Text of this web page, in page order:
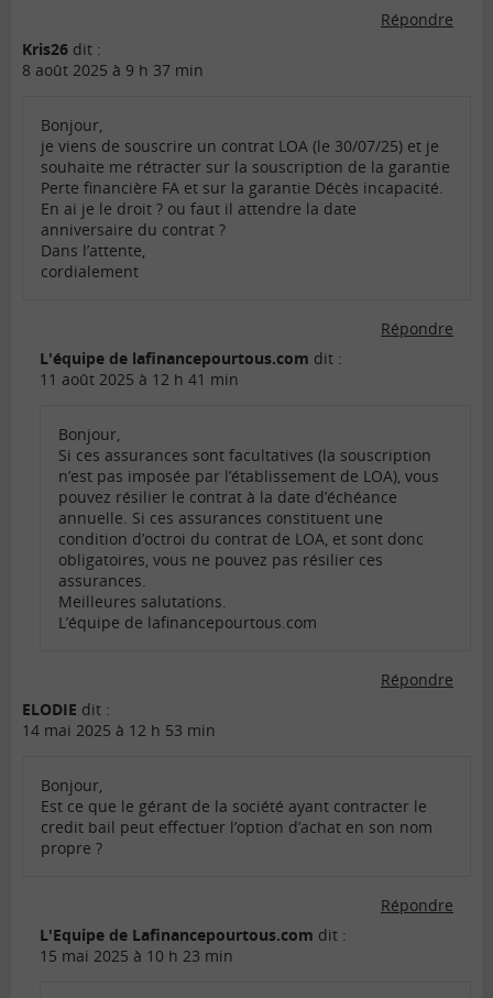
Répondre
Kris26 dit :
8 août 2025 à 9 h 37 min
Bonjour,
je viens de souscrire un contrat LOA (le 30/07/25) et je
souhaite me rétracter sur la souscription de la garantie
Perte financière FA et sur la garantie Décès incapacité.
En ai je le droit ? ou faut il attendre la date
anniversaire du contrat ?
Dans l’attente,
cordialement
Répondre
L'équipe de lafinancepourtous.com dit :
11 août 2025 à 12 h 41 min
Bonjour,
Si ces assurances sont facultatives (la souscription
n’est pas imposée par l’établissement de LOA), vous
pouvez résilier le contrat à la date d’échéance
annuelle. Si ces assurances constituent une
condition d’octroi du contrat de LOA, et sont donc
obligatoires, vous ne pouvez pas résilier ces
assurances.
Meilleures salutations.
L’équipe de lafinancepourtous.com
Répondre
ELODIE dit :
14 mai 2025 à 12 h 53 min
Bonjour,
Est ce que le gérant de la société ayant contracter le
credit bail peut effectuer l’option d’achat en son nom
propre ?
Répondre
L'Equipe de Lafinancepourtous.com dit :
15 mai 2025 à 10 h 23 min